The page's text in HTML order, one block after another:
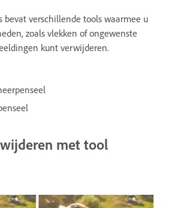
bevat verschillende tools waarmee u
zoals vlekken of ongewenste
kunt verwijderen.
met tool